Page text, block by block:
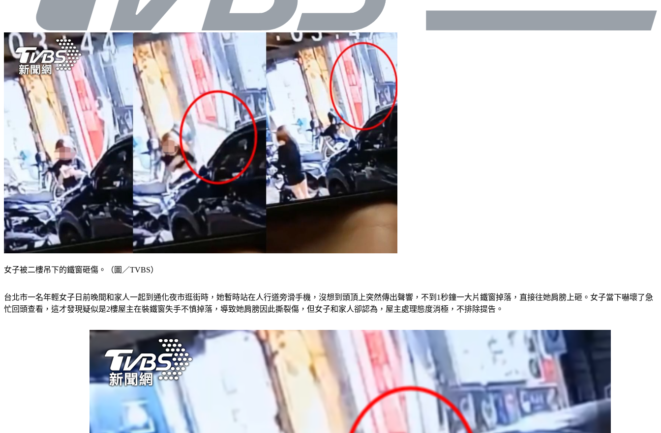
女子被二樓吊下的鐵窗砸傷。（圖／TVBS）
台北市一名年輕女子日前晚間和家人一起到通化夜市逛街時，她暫時站在人行道旁滑手機，沒想到頭頂上突然傳出聲響，不到1秒鐘一大片鐵窗掉落，直接往她肩膀上砸。女子當下嚇壞了急
忙回頭查看，這才發現疑似是2樓屋主在裝鐵窗失手不慎掉落，導致她肩膀因此撕裂傷，但女子和家人卻認為，屋主處理態度消極，不排除提告。